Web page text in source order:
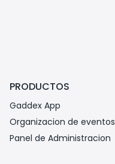
PRODUCTOS
Gaddex App
Organizacion de eventos
Panel de Administracion